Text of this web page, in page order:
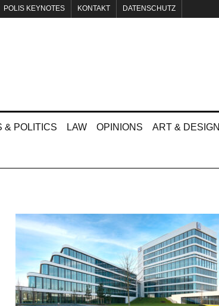
POLIS KEYNOTES KONTAKT DATENSCHUTZ
& POLITICS LAW OPINIONS ART & DESIGN